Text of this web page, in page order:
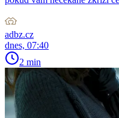
adbz.cz
dnes, 07:40
2 min